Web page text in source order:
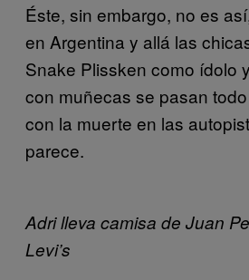
Éste, sin embargo, no es
en Argentina y allá las
Snake Plissken como ídolo
con muñecas se pasan
con la muerte en las
parece.
Adri lleva camisa de Juan
Levi’s